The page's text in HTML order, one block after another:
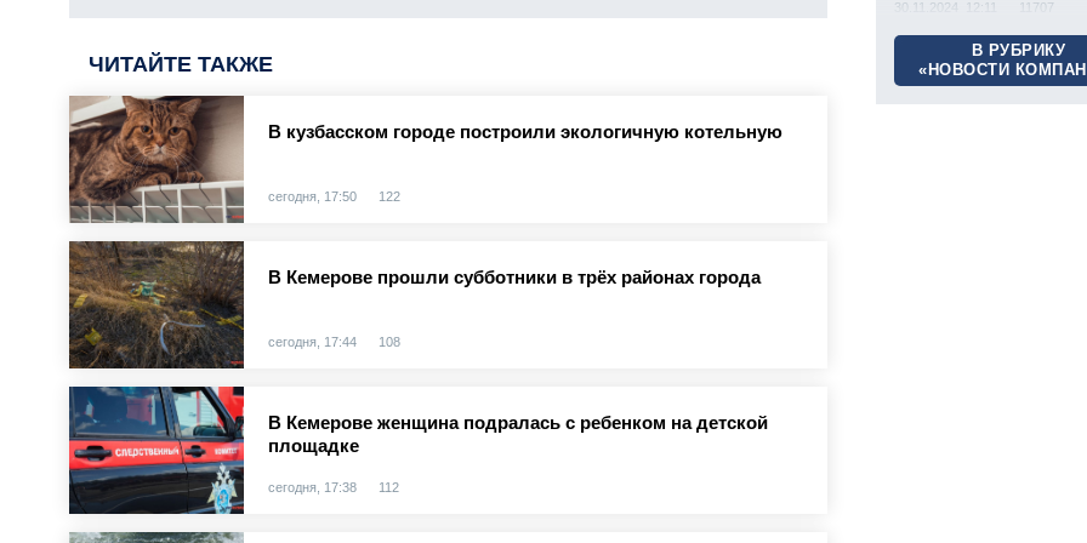
ЧИТАЙТЕ ТАКЖЕ
В кузбасском городе построили экологичную котельную
сегодня, 17:50 122
В Кемерове прошли субботники в трёх районах города
сегодня, 17:44 108
В Кемерове женщина подралась с ребенком на детской
площадке
сегодня, 17:38 112
30.11.2024 12:11 11707
В РУБРИКУ
«НОВОСТИ